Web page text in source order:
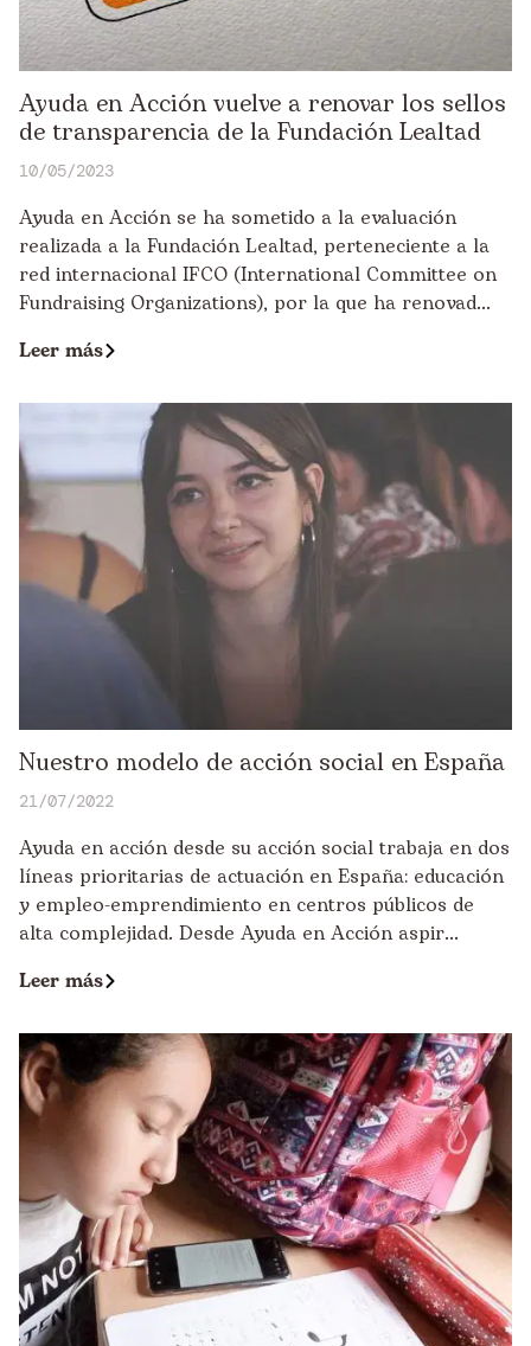
Ayuda en Acción vuelve a renovar los sellos
de transparencia de la Fundación Lealtad
10/05/2023
Ayuda en Acción se ha sometido a la evaluación
realizada a la Fundación Lealtad, perteneciente a la
red internacional IFCO (International Committee on
Fundraising Organizations), por la que ha renovad...
Leer más
Nuestro modelo de acción social en España
21/07/2022
Ayuda en acción desde su acción social trabaja en dos
líneas prioritarias de actuación en España: educación
y empleo-emprendimiento en centros públicos de
alta complejidad. Desde Ayuda en Acción aspir...
Leer más